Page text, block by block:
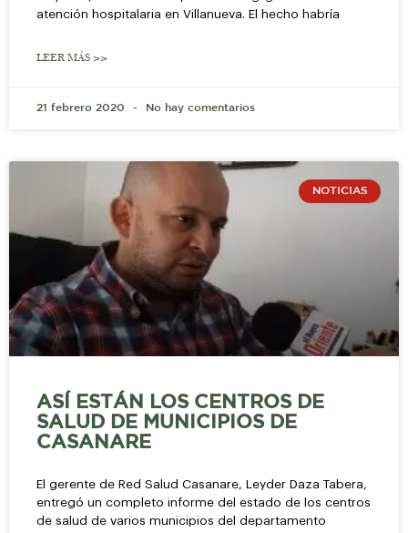
atención hospitalaria en Villanueva. El hecho habría
LEER MÁS >>
21 febrero 2020 No hay comentarios
NOTICIAS
ASÍ ESTÁN LOS CENTROS DE
SALUD DE MUNICIPIOS DE
CASANARE
El gerente de Red Salud Casanare, Leyder Daza Tabera,
entregó un completo informe del estado de los centros
de salud de varios municipios del departamento